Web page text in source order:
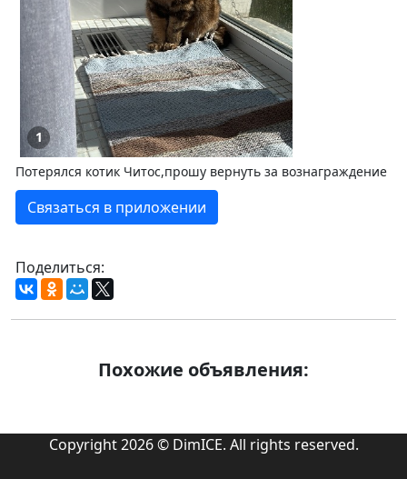
1
Потерялся котик Читос,прошу вернуть за вознаграждение
Связаться в приложении
Поделиться:
Похожие объявления:
Copyright 2026 © DimICE. All rights reserved.